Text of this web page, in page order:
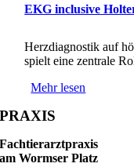
EKG inclusive
Herzdiagnostik auf
spielt eine zentrale
Mehr lesen
PRAXIS
Fachtierarztpraxis
am Wormser Platz